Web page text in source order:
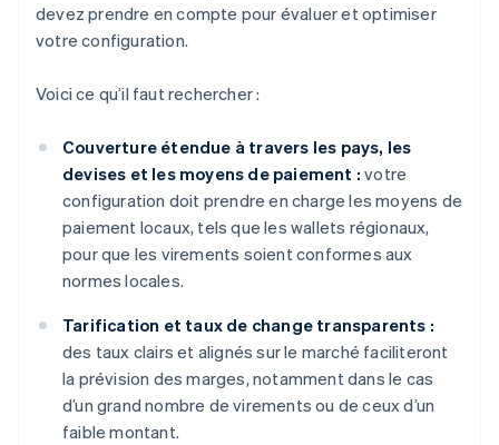
devez prendre en compte pour évaluer et optimiser
votre configuration.
Voici ce qu’il faut rechercher :
Couverture étendue à travers les pays, les
devises et les moyens de paiement : votre
configuration doit prendre en charge les moyens de
paiement locaux, tels que les wallets régionaux,
pour que les virements soient conformes aux
normes locales.
Tarification et taux de change transparents :
des taux clairs et alignés sur le marché faciliteront
la prévision des marges, notamment dans le cas
d’un grand nombre de virements ou de ceux d’un
faible montant.